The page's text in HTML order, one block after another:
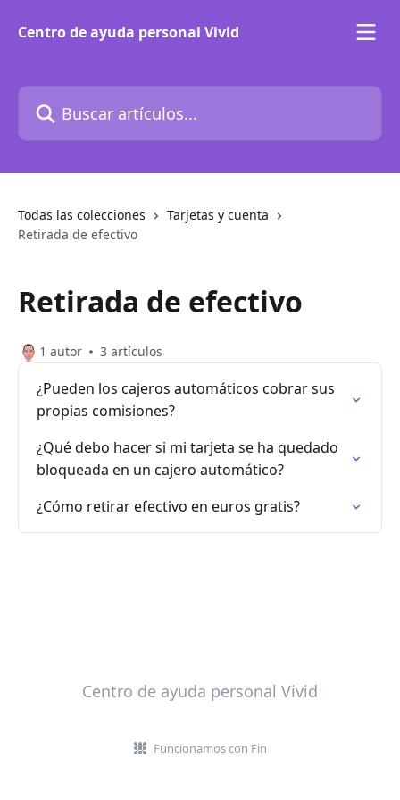
Centro de ayuda personal Vivid
Buscar artículos...
Todas las colecciones
Tarjetas y cuenta
Retirada de efectivo
Retirada de efectivo
1 autor 3 artículos
¿Pueden los cajeros automáticos cobrar sus
propias comisiones?
¿Qué debo hacer si mi tarjeta se ha quedado
bloqueada en un cajero automático?
¿Cómo retirar efectivo en euros gratis?
Centro de ayuda personal Vivid
Funcionamos con Fin